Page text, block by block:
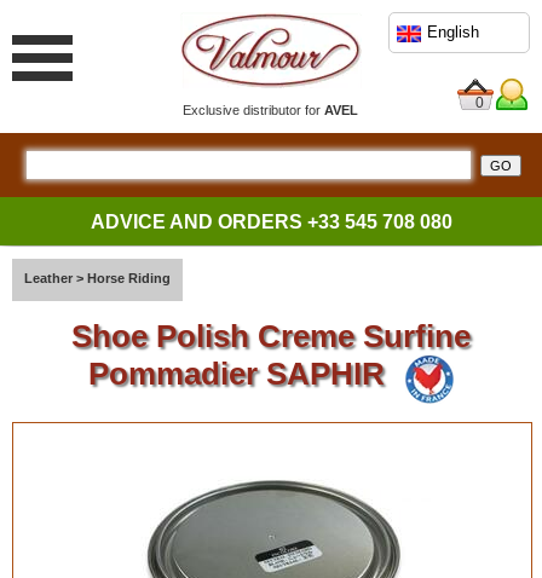
Exclusive distributor forAVEL
English
0
ADVICE AND ORDERS +33 545 708 080
Leather > Horse Riding
Shoe Polish Creme Surfine
Pommadier SAPHIR